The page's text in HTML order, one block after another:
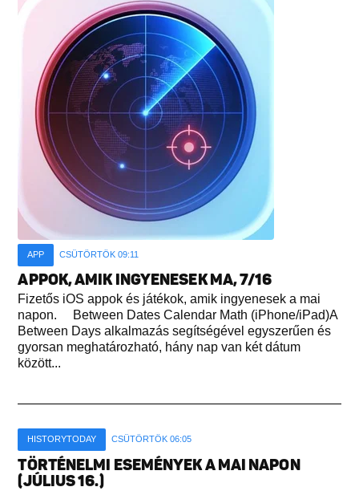
APP CSÜTÖRTÖK 09:11
APPOK, AMIK INGYENESEK MA, 7/16
Fizetős iOS appok és játékok, amik ingyenesek a mai
napon. Between Dates Calendar Math (iPhone/iPad)A
Between Days alkalmazás segítségével egyszerűen és
gyorsan meghatározható, hány nap van két dátum
között...
HISTORYTODAY CSÜTÖRTÖK 06:05
TÖRTÉNELMI ESEMÉNYEK A MAI NAPON
(JÚLIUS 16.)